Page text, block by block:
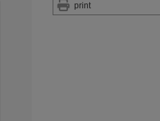
print